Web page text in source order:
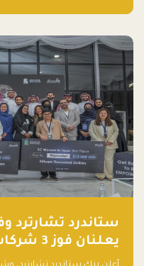
أساسه ذلك العمل.
ستاندرد تشارترد
يعلنان
والتكنولوجيا”